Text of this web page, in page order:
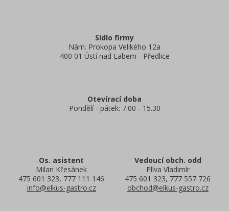
Sídlo firmy
Nám. Prokopa Velikého 12a
400 01 Ústí nad Labem - Předlice
Otevírací doba
Pondělí - pátek: 7.00 - 15.30
Os. asistent
Milan Křesánek
475 601 323, 777 111 146
info@elkus-gastro.cz
Vedoucí obch. odd
Plíva Vladimír
475 601 323, 777 557 726
obchod@elkus-gastro.cz